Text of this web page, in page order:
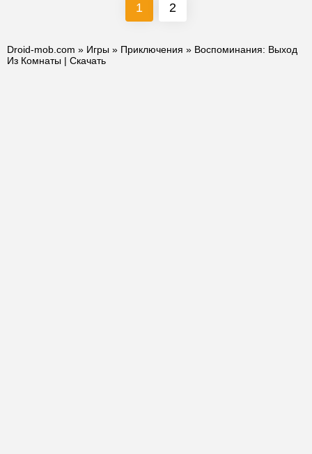
1 2
Droid-mob.com » Игры » Приключения » Воспоминания: Выход
Из Комнаты | Скачать